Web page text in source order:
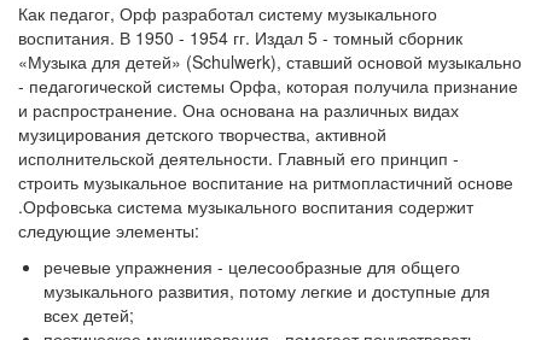
Как педагог, Орф разработал систему музыкального
воспитания. В 1950 - 1954 гг. Издал 5 - томный сборник
«Музыка для детей» (Schulwerk), ставший основой музыкально
- педагогической системы Орфа, которая получила признание
и распространение. Она основана на различных видах
музицирования детского творчества, активной
исполнительской деятельности. Главный его принцип -
строить музыкальное воспитание на ритмопластичний основе
.Орфовська система музыкального воспитания содержит
следующие элементы:
речевые упражнения - целесообразные для общего
музыкального развития, потому легкие и доступные для
всех детей;